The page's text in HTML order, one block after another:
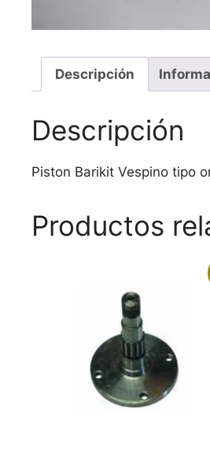
Descripción
Descripción
Piston Barikit Vespino tipo
Productos